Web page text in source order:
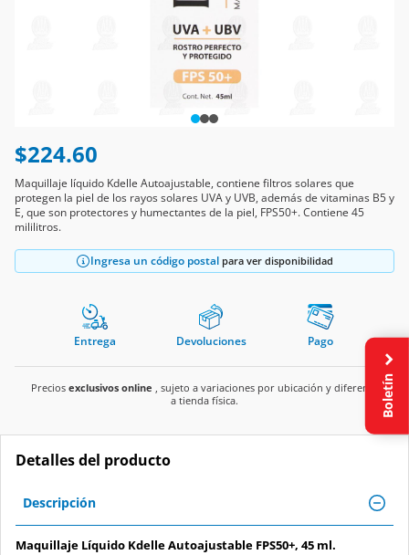
$224.60
Maquillaje líquido Kdelle Autoajustable, contiene filtros solares que
protegen la piel de los rayos solares UVA y UVB, además de vitaminas B5 y
E, que son protectores y humectantes de la piel, FPS50+. Contiene 45
mililitros.
Ingresa un código postal para ver disponibilidad
Entrega Devoluciones Pago
Precios exclusivos online , sujeto a variaciones por ubicación y diferente
a tienda física.
Detalles del producto
Descripción
Maquillaje Líquido Kdelle Autoajustable FPS50+, 45 ml.
Boletín